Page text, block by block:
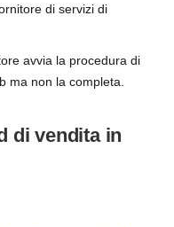
di servizi di
avvia la procedura di
ma non la completa.
di vendita in